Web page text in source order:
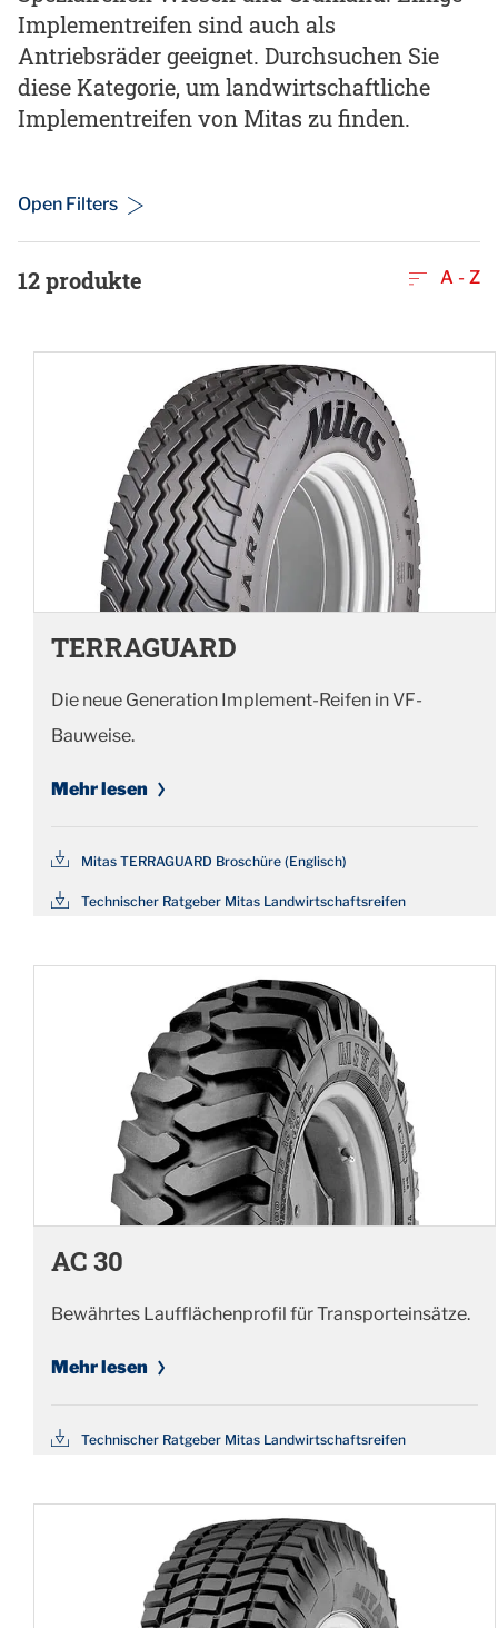
Implementreifen sind auch als
Antriebsräder geeignet. Durchsuchen Sie
diese Kategorie, um landwirtschaftliche
Implementreifen von Mitas zu finden.
Open Filters
12produkte A - Z
TERRAGUARD
Die neue Generation Implement-Reifen in VF-
Bauweise.
Mehr lesen
Mitas TERRAGUARD Broschüre (Englisch)
Technischer Ratgeber Mitas Landwirtschaftsreifen
AC 30
Bewährtes Laufflächenprofil für Transporteinsätze.
Mehr lesen
Technischer Ratgeber Mitas Landwirtschaftsreifen